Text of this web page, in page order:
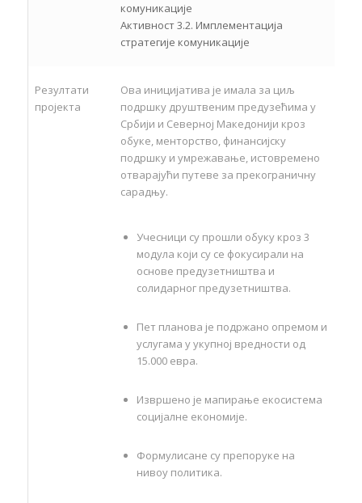
комуникације
Активност 3.2. Имплементација
стратегије комуникације
Резултати
пројекта
Ова иницијатива је имала за циљ
подршку друштвеним предузећима у
Србији и Северној Македонији кроз
обуке, менторство, финансијску
подршку и умрежавање, истовремено
отварајући путеве за прекограничну
сарадњу.
Учесници су прошли обуку кроз 3
модула који су се фокусирали на
основе предузетништва и
солидарног предузетништва.
Пет планова је подржано опремом и
услугама у укупној вредности од
15.000 евра.
Извршено је мапирање екосистема
социјалне економије.
Формулисане су препоруке на
нивоу политика.